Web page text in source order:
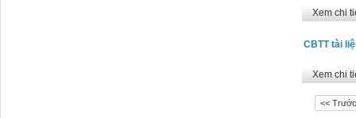
Xem chi
CBTT tài
Xem chi
<<